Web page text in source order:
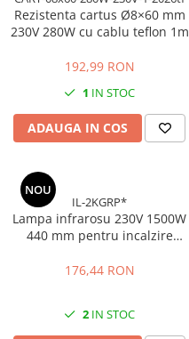
Rezistenta cartus Ø8×60 mm
230V 280W cu cablu teflon 1m
192,99 RON
1 IN STOC
ADAUGA IN COS
NOU
IL-2KGRP*
Lampa infrarosu 230V 1500W
440 mm pentru incalzire
176,44 RON
2 IN STOC